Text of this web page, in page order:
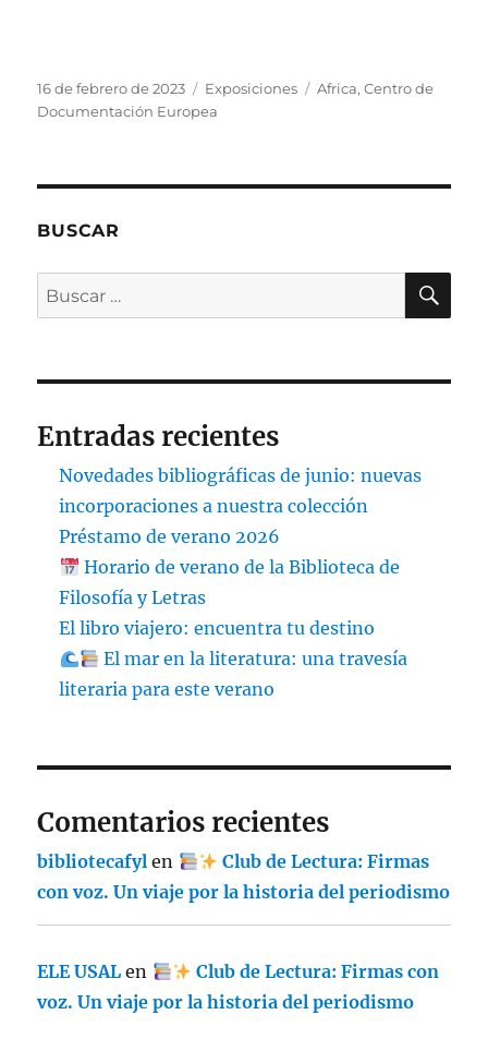
Publicado
el
16 de febrero de 2023 Categorías
Exposiciones Etiquetas
Africa,Centro de
Documentación Europea
BUSCAR
Buscar
por:
Entradas recientes
Novedades bibliográficas de junio: nuevas
incorporaciones a nuestra colección
Préstamo de verano 2026
Horario de verano de la Biblioteca de
Filosofía y Letras
El libro viajero: encuentra tu destino
El mar en la literatura: una travesía
literaria para este verano
Comentarios recientes
bibliotecafyl en
Club de Lectura: Firmas
con voz. Un viaje por la historia del periodismo
ELE USAL en
Club de Lectura: Firmas con
voz. Un viaje por la historia del periodismo